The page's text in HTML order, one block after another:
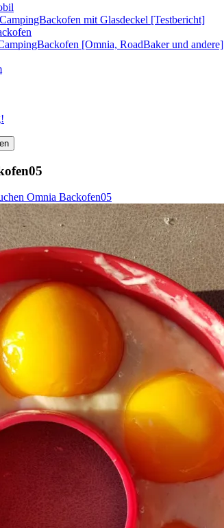
mit Glasdeckel [Testbericht]
[Omnia, RoadBaker und andere]
Omnia Backofen05